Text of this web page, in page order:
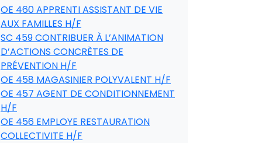
OE 460 APPRENTI ASSISTANT DE VIE
AUX FAMILLES H/F
SC 459 CONTRIBUER À L’ANIMATION
D’ACTIONS CONCRÈTES DE
PRÉVENTION H/F
OE 458 MAGASINIER POLYVALENT H/F
OE 457 AGENT DE CONDITIONNEMENT
H/F
OE 456 EMPLOYE RESTAURATION
COLLECTIVITE H/F